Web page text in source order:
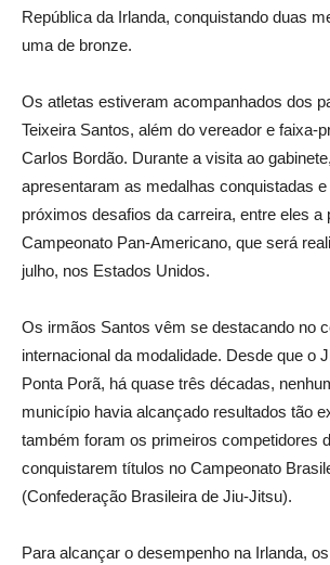
República da Irlanda, conquistando duas
uma de bronze.
Os atletas estiveram acompanhados dos
Teixeira Santos, além do vereador e faixa-
Carlos Bordão. Durante a visita ao
apresentaram as medalhas conquistadas
próximos desafios da carreira, entre eles a
Campeonato Pan-Americano, que será
julho, nos Estados Unidos.
Os irmãos Santos vêm se destacando no
internacional da modalidade. Desde que o
Ponta Porã, há quase três décadas,
município havia alcançado resultados tão
também foram os primeiros competidores
conquistarem títulos no Campeonato
(Confederação Brasileira de Jiu-Jitsu).
Para alcançar o desempenho na Irlanda,